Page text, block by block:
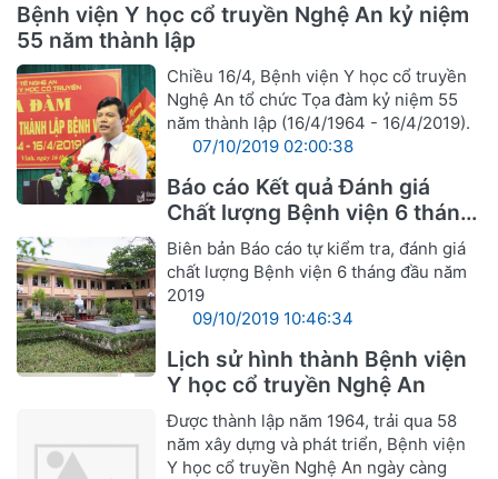
Bệnh viện Y học cổ truyền Nghệ An kỷ niệm
55 năm thành lập
Chiều 16/4, Bệnh viện Y học cổ truyền
Nghệ An tổ chức Tọa đàm kỷ niệm 55
năm thành lập (16/4/1964 - 16/4/2019).
07/10/2019 02:00:38
Báo cáo Kết quả Đánh giá
Chất lượng Bệnh viện 6 tháng
đầu năm 2019
Biên bản Báo cáo tự kiểm tra, đánh giá
chất lượng Bệnh viện 6 tháng đầu năm
2019
09/10/2019 10:46:34
Lịch sử hình thành Bệnh viện
Y học cổ truyền Nghệ An
Được thành lập năm 1964, trải qua 58
năm xây dựng và phát triển, Bệnh viện
Y học cổ truyền Nghệ An ngày càng